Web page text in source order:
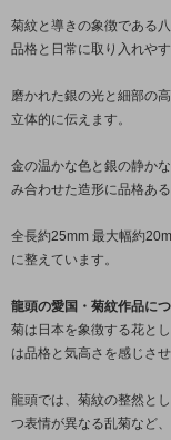
菊紋と導きの象徴である
品格と日常に取り入れや
磨かれた銀の光と細部の
立体的に伝えます。
金の温かな色と銀の静か
み合わせた造形に品格あ
全長約25mm 最大幅約
に整えています。
龍頭の愛国・菊紋作品に
菊は日本を象徴する花と
は品格と気高さを感じさせ
龍頭では、菊紋の整然と
つ表情が異なる乱菊など